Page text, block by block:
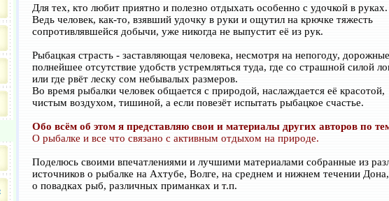
Для тех, кто любит приятно и полезно отдыхать особенно с удочкой в руках.
Ведь человек, как-то, взявший удочку в руки и ощутил на крючке тяжесть
сопротивлявшейся добычи, уже никогда не выпустит её из рук.
Рыбацкая страсть - заставляющая человека, несмотря на непогоду,
полнейшее отсутствие удобств устремляться туда, где со страшной силой
или где рвёт леску сом небывалых размеров.
Во время рыбалки человек общается с природой, наслаждается её красотой,
чистым воздухом, тишиной, а если повезёт испытать рыбацкое счастье.
Обо всём об этом я представляю свои и материалы других авторов по
О рыбалке и все что связано с активным отдыхом на природе.
Поделюсь своими впечатлениями и лучшими материалами собранные из
источников о рыбалке на Ахтубе, Волге, на среднем и нижнем течении Дона,
о повадках рыб, различных приманках и т.п.